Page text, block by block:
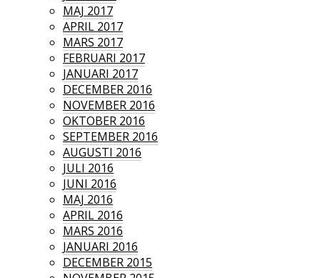
MAJ 2017
APRIL 2017
MARS 2017
FEBRUARI 2017
JANUARI 2017
DECEMBER 2016
NOVEMBER 2016
OKTOBER 2016
SEPTEMBER 2016
AUGUSTI 2016
JULI 2016
JUNI 2016
MAJ 2016
APRIL 2016
MARS 2016
JANUARI 2016
DECEMBER 2015